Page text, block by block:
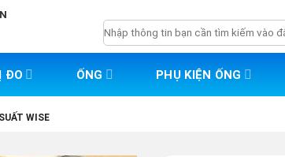
Tìm
kiếm:
ĐO ỐNG PHỤ KIỆN ỐNG
WISE